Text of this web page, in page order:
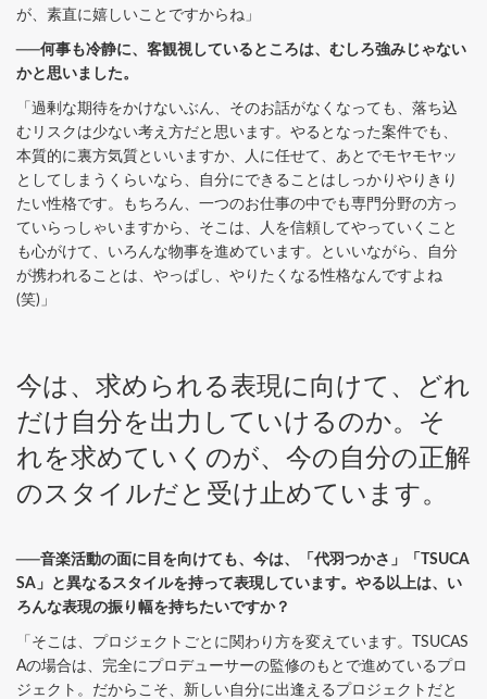
が、素直に嬉しいことですからね」
──何事も冷静に、客観視しているところは、むしろ強みじゃない
かと思いました。
「過剰な期待をかけないぶん、そのお話がなくなっても、落ち込
むリスクは少ない考え方だと思います。やるとなった案件でも、
本質的に裏方気質といいますか、人に任せて、あとでモヤモヤッ
としてしまうくらいなら、自分にできることはしっかりやりきり
たい性格です。もちろん、一つのお仕事の中でも専門分野の方っ
ていらっしゃいますから、そこは、人を信頼してやっていくこと
も心がけて、いろんな物事を進めています。といいながら、自分
が携われることは、やっぱし、やりたくなる性格なんですよね
(笑)」
今は、求められる表現に向けて、どれ
だけ自分を出力していけるのか。そ
れを求めていくのが、今の自分の正解
のスタイルだと受け止めています。
──音楽活動の面に目を向けても、今は、「代羽つかさ」「TSUCA
SA」と異なるスタイルを持って表現しています。やる以上は、い
ろんな表現の振り幅を持ちたいですか？
「そこは、プロジェクトごとに関わり方を変えています。TSUCAS
Aの場合は、完全にプロデューサーの監修のもとで進めているプロ
ジェクト。だからこそ、新しい自分に出逢えるプロジェクトだと